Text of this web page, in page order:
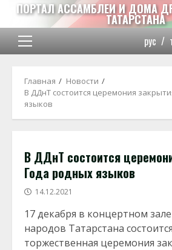
Перейти
содержимому
ПОРТАЛ АССАМБЛЕИ И ДОМА
ТАТАРСТАНА
Основное
рус /
Главная
Новости
В ДДнТ состоится церемония
языков
В ДДнТ состоится
Года родных языков
14.12.2021
17 декабря в концертном
народов Татарстана состоится
торжественная церемония